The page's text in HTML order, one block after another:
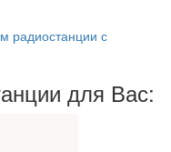
радиостанции с
для Вас: